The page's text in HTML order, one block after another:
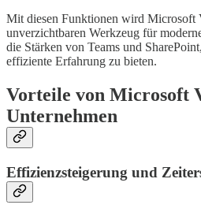
Mit diesen Funktionen wird Microsoft
unverzichtbaren Werkzeug für
die Stärken von Teams und
effiziente Erfahrung zu bieten.
Vorteile von Microsoft
Unternehmen
Effizienzsteigerung und